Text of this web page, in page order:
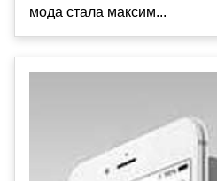
мода стала максим...